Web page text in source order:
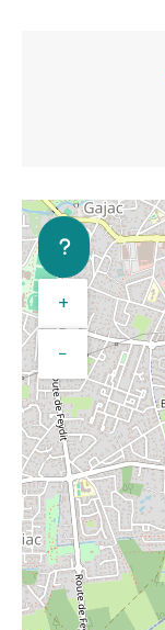
+
−